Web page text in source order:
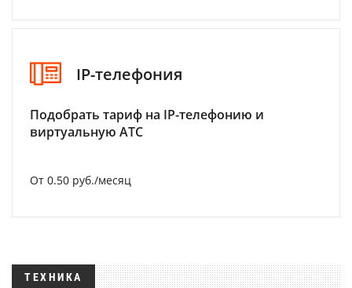
IP-телефония
Подобрать тариф на IP-телефонию и
виртуальную АТС
От 0.50 руб./месяц
ТЕХНИКА